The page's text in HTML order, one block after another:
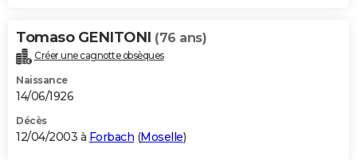
Tomaso GENITONI (76 ans)
Créer une cagnotte obsèques
Naissance
14/06/1926
Décès
12/04/2003 à Forbach (Moselle)